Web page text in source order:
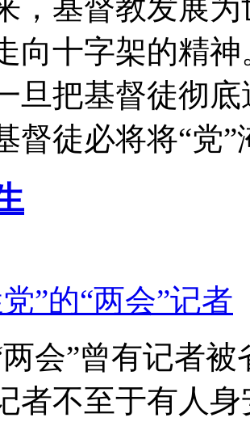
，基督教发展
向十字架的精
旦把基督徒彻
督徒必将将“党”
”的“两会”记者
会”曾有记者
者不至于有人